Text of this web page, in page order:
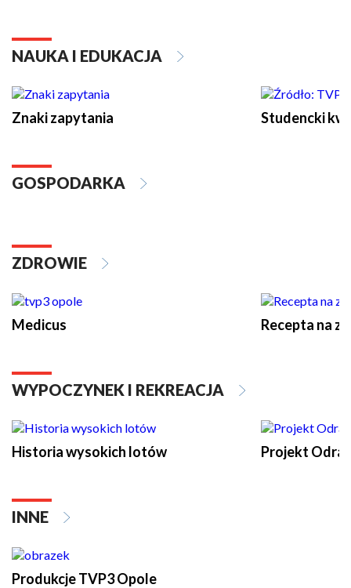
NAUKA I EDUKACJA
Znaki zapytania Studencki
GOSPODARKA
ZDROWIE
Medicus Recepta na
WYPOCZYNEK I REKREACJA
Historia wysokich lotów Projekt Odra
INNE
Produkcje TVP3 Opole